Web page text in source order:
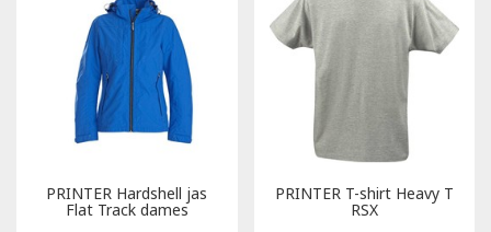
PRINTER Hardshell jas
Flat Track dames
PRINTER T-shirt Heavy T
RSX